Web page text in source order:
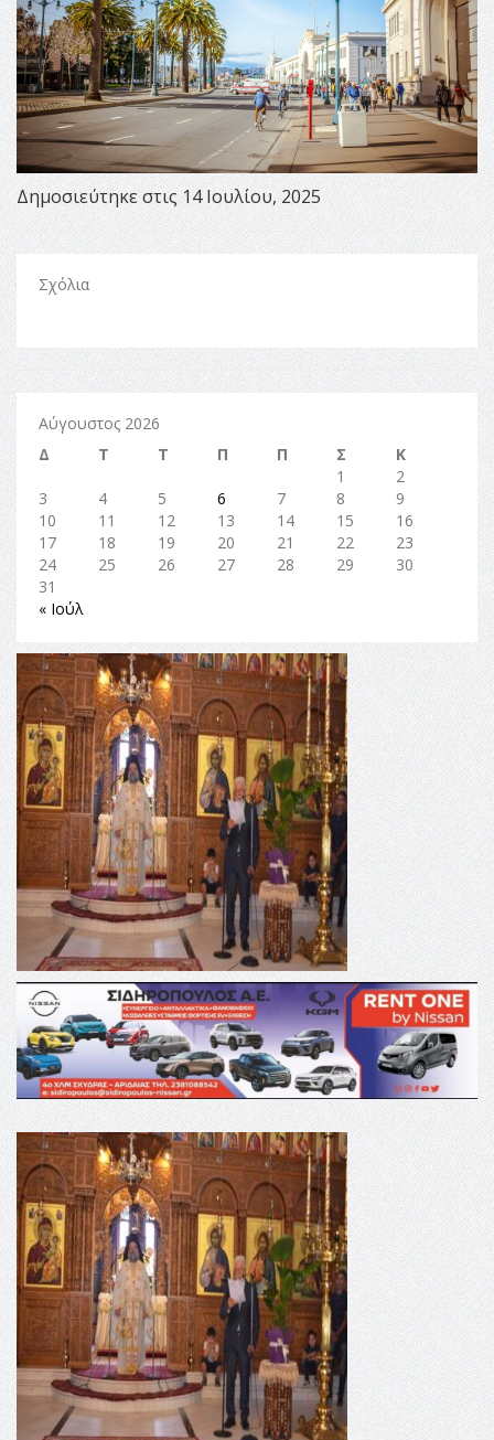
Δημοσιεύτηκε στις 14 Ιουλίου, 2025
Σχόλια
Αύγουστος 2026
Δ
Τ Τ Π Π Σ
Κ
1
2
3
4 5 6 7 8
9
10
11 12 13 14 15
16
17
18 19 20 21 22
23
24
25 26 27 28 29
30
31
« Ιούλ